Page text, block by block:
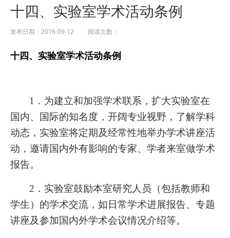
十四、实验室学术活动条例
发布日期：2016-09-12 阅读次数：
十四、实验室学术活动条例
1 ．为建立和加强学术联系，扩大实验室在
国内、国际的知名度，开阔专业视野，了解学科
动态，实验室将定期及经常性地举办学术讲座活
动，邀请国内外有影响的专家、学者来室做学术
报告。
2 ．实验室鼓励本室研究人员（包括教师和
学生）的学术交流，如日常学术进展报告、专题
讲座及参加国内外学术会议情况介绍等。